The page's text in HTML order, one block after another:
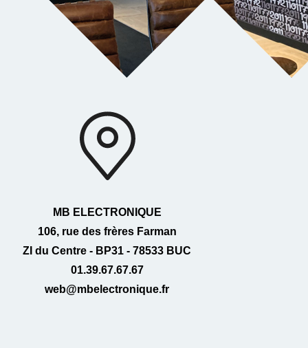
MB ELECTRONIQUE
106, rue des frères Farman
ZI du Centre - BP31 - 78533 BUC
01.39.67.67.67
web@mbelectronique.fr